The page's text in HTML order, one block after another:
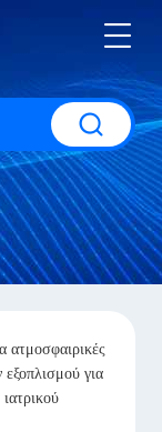
ατμοσφαιρικές
εξοπλισμού για